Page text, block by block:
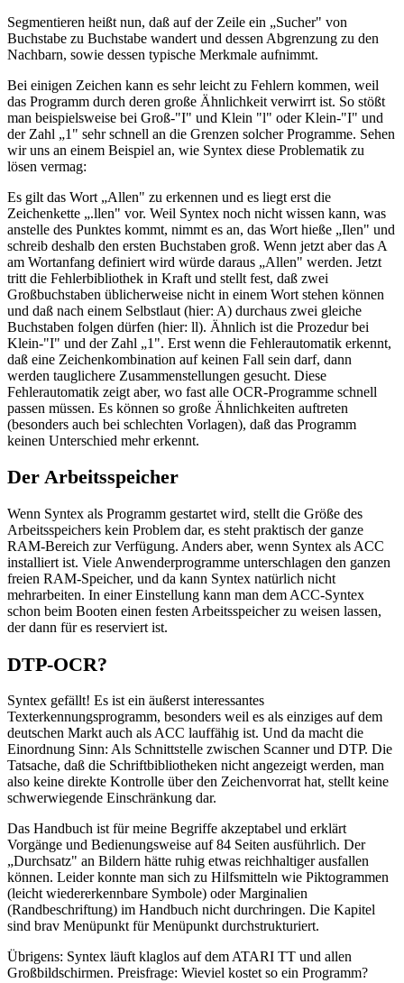
Segmentieren heißt nun, daß auf der Zeile ein „Sucher" von
Buchstabe zu Buchstabe wandert und dessen Abgrenzung zu den
Nachbarn, sowie dessen typische Merkmale aufnimmt.
Bei einigen Zeichen kann es sehr leicht zu Fehlern kommen, weil
das Programm durch deren große Ähnlichkeit verwirrt ist. So stößt
man beispielsweise bei Groß-"I" und Klein "l" oder Klein-"I" und
der Zahl „1" sehr schnell an die Grenzen solcher Programme. Sehen
wir uns an einem Beispiel an, wie Syntex diese Problematik zu
lösen vermag:
Es gilt das Wort „Allen" zu erkennen und es liegt erst die
Zeichenkette „.llen" vor. Weil Syntex noch nicht wissen kann, was
anstelle des Punktes kommt, nimmt es an, das Wort hieße „Ilen" und
schreib deshalb den ersten Buchstaben groß. Wenn jetzt aber das A
am Wortanfang definiert wird würde daraus „Allen" werden. Jetzt
tritt die Fehlerbibliothek in Kraft und stellt fest, daß zwei
Großbuchstaben üblicherweise nicht in einem Wort stehen können
und daß nach einem Selbstlaut (hier: A) durchaus zwei gleiche
Buchstaben folgen dürfen (hier: ll). Ähnlich ist die Prozedur bei
Klein-"I" und der Zahl „1". Erst wenn die Fehlerautomatik erkennt,
daß eine Zeichenkombination auf keinen Fall sein darf, dann
werden tauglichere Zusammenstellungen gesucht. Diese
Fehlerautomatik zeigt aber, wo fast alle OCR-Programme schnell
passen müssen. Es können so große Ähnlichkeiten auftreten
(besonders auch bei schlechten Vorlagen), daß das Programm
keinen Unterschied mehr erkennt.
Der Arbeitsspeicher
Wenn Syntex als Programm gestartet wird, stellt die Größe des
Arbeitsspeichers kein Problem dar, es steht praktisch der ganze
RAM-Bereich zur Verfügung. Anders aber, wenn Syntex als ACC
installiert ist. Viele Anwenderprogramme unterschlagen den ganzen
freien RAM-Speicher, und da kann Syntex natürlich nicht
mehrarbeiten. In einer Einstellung kann man dem ACC-Syntex
schon beim Booten einen festen Arbeitsspeicher zu weisen lassen,
der dann für es reserviert ist.
DTP-OCR?
Syntex gefällt! Es ist ein äußerst interessantes
Texterkennungsprogramm, besonders weil es als einziges auf dem
deutschen Markt auch als ACC lauffähig ist. Und da macht die
Einordnung Sinn: Als Schnittstelle zwischen Scanner und DTP. Die
Tatsache, daß die Schriftbibliotheken nicht angezeigt werden, man
also keine direkte Kontrolle über den Zeichenvorrat hat, stellt keine
schwerwiegende Einschränkung dar.
Das Handbuch ist für meine Begriffe akzeptabel und erklärt
Vorgänge und Bedienungsweise auf 84 Seiten ausführlich. Der
„Durchsatz" an Bildern hätte ruhig etwas reichhaltiger ausfallen
können. Leider konnte man sich zu Hilfsmitteln wie Piktogrammen
(leicht wiedererkennbare Symbole) oder Marginalien
(Randbeschriftung) im Handbuch nicht durchringen. Die Kapitel
sind brav Menüpunkt für Menüpunkt durchstrukturiert.
Übrigens: Syntex läuft klaglos auf dem ATARI TT und allen
Großbildschirmen. Preisfrage: Wieviel kostet so ein Programm?